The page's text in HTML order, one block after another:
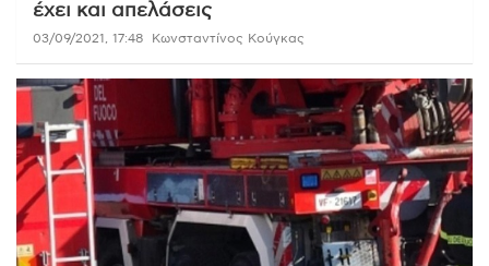
έχει και απελάσεις
03/09/2021, 17:48 Κωνσταντίνος Κούγκας